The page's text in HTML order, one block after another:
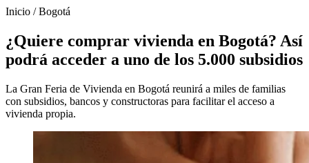
Inicio /Bogotá
¿Quiere comprar vivienda en Bogotá? Así
podrá acceder a uno de los 5.000 subsidios
La Gran Feria de Vivienda en Bogotá reunirá a miles de familias
con subsidios, bancos y constructoras para facilitar el acceso a
vivienda propia.